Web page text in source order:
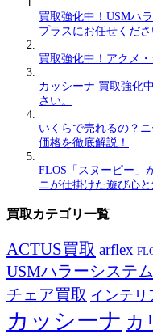
買取強化中！USMハ
プラスにお任せくださ
買取強化中！アクメ
カッシーナ 買取強化
さい。
いくらで売れるの？
価格を徹底解説！
FLOS「スヌーピー」
ニが仕掛けた遊び心
買取カテゴリ一覧
ACTUS買取 arflex
USMハラーシステム
チェア買取 インテリ
カッシーナ カ